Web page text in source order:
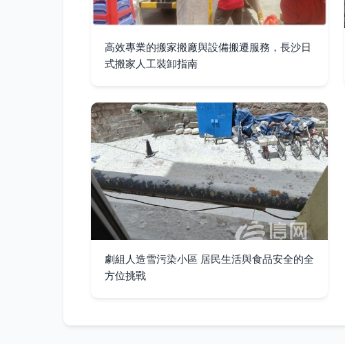
高效專業的搬家搬廠與設備搬遷服務，長沙日
式搬家人工裝卸指南
劇組人造雪污染小區 居民生活與食品安全的全
方位挑戰